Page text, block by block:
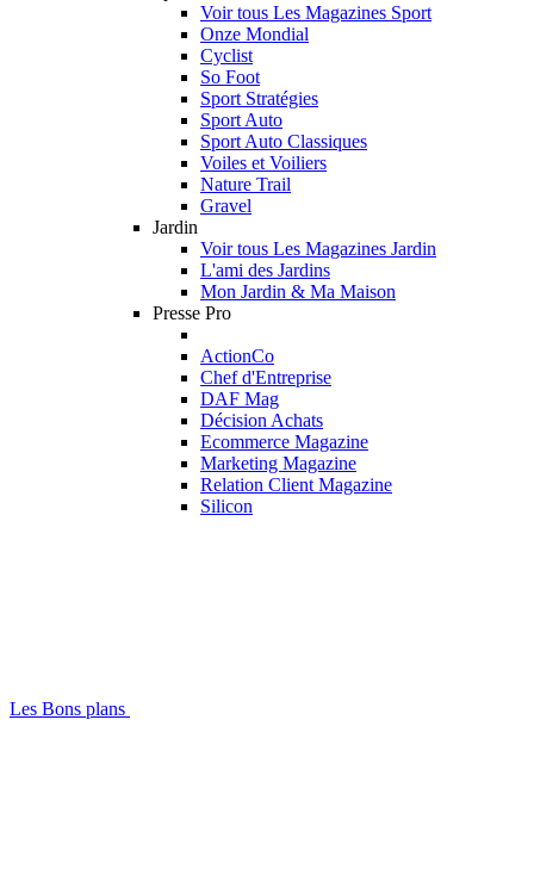
Voir tous Les Magazines Sport
Onze Mondial
Cyclist
So Foot
Sport Stratégies
Sport Auto
Sport Auto Classiques
Voiles et Voiliers
Nature Trail
Gravel
Jardin
Voir tous Les Magazines Jardin
L'ami des Jardins
Mon Jardin & Ma Maison
Presse Pro
ActionCo
Chef d'Entreprise
DAF Mag
Décision Achats
Ecommerce Magazine
Marketing Magazine
Relation Client Magazine
Silicon
Les Bons plans